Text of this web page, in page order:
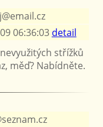
06:36:03 detail
střížků
měď? Nabídněte.